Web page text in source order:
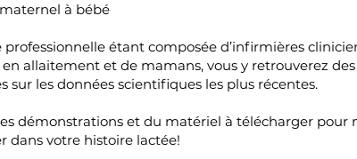
à bébé
étant composée d’infirmières
allaitement et de mamans, vous y retrouverez
sur les données scientifiques les plus récentes.
démonstrations et du matériel à télécharger pour
dans votre histoire lactée!